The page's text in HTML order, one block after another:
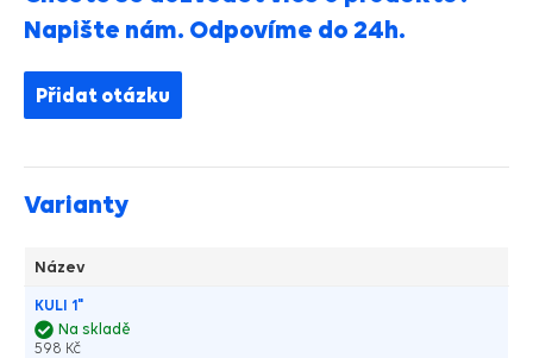
Napište nám. Odpovíme do 24h.
Přidat otázku
Varianty
Název
KULI 1"
Na skladě
598 Kč